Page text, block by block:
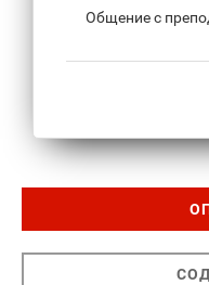
Общение с